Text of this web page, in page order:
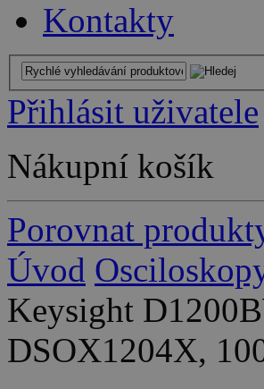
Kontakty
Přihlásit uživatele
Nákupní košík
Porovnat
Úvod
Keysight
DSOX1204X,